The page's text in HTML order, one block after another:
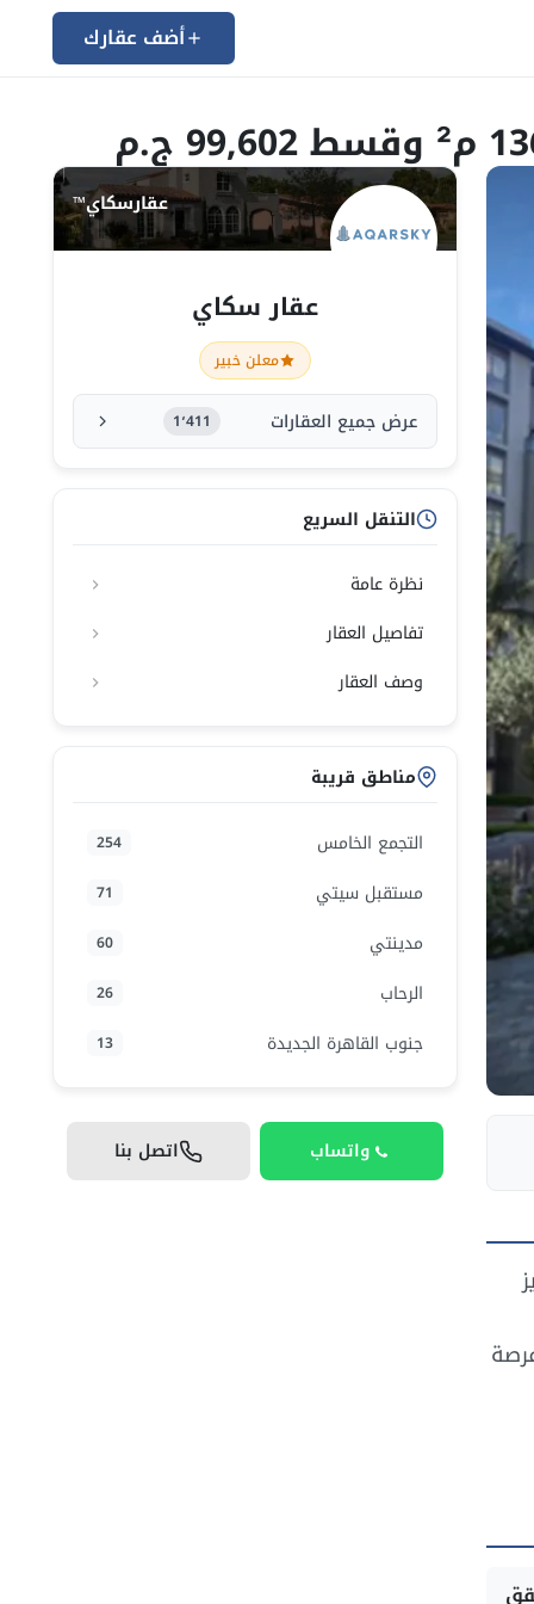
أضف عقارك
عقارسكاي™
عقار سكاي
معلن خبير
عرض جميع العقارات 1٬411
التنقل السريع
نظرة عامة
تفاصيل العقار
وصف العقار
مناطق قريبة
التجمع الخامس 254
مستقبل سيتي 71
مدينتي 60
الرحاب 26
جنوب القاهرة الجديدة 13
واتساب اتصل بنا